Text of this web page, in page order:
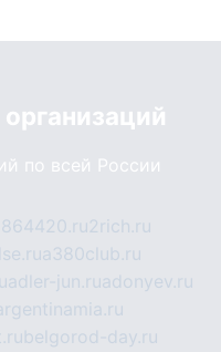
по всей России
2rich.ru
a380club.ru
adler-jun.ruadonyev.ru
belgorod-day.ru